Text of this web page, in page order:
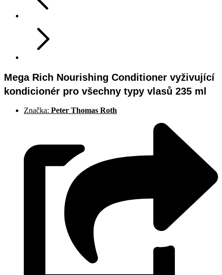
Mega Rich Nourishing Conditioner vyživující
kondicionér pro všechny typy vlasů 235 ml
Značka: Peter Thomas Roth